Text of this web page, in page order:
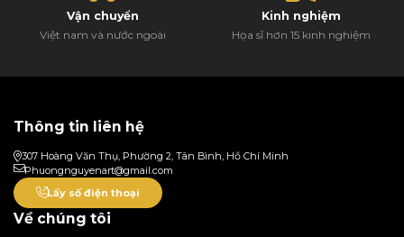
Vận chuyển
Việt nam và nước ngoài
Kinh nghiệm
Họa sĩ hơn 15 kinh nghiệm
Thông tin liên hệ
307 Hoàng Văn Thụ, Phường 2, Tân Bình, Hồ Chí Minh
Phuongnguyenart@gmail.com
Lấy số điện thoại
Về chúng tôi